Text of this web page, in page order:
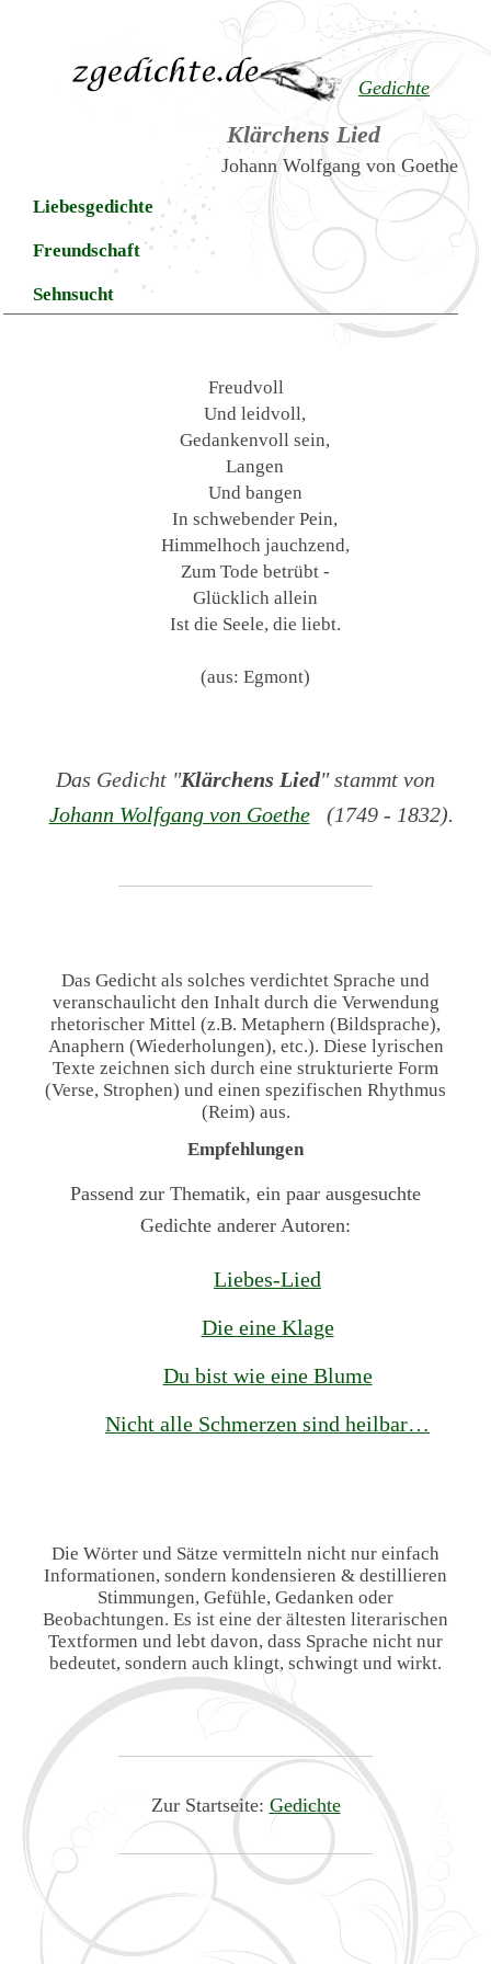
Gedichte
Klärchens Lied
Johann Wolfgang von Goethe
Liebesgedichte
Freundschaft
Sehnsucht
Freudvoll
Und leidvoll,
Gedankenvoll sein,
Langen
Und bangen
In schwebender Pein,
Himmelhoch jauchzend,
Zum Tode betrübt -
Glücklich allein
Ist die Seele, die liebt.
(aus: Egmont)
Das Gedicht "Klärchens Lied" stammt von
Johann Wolfgang von Goethe(1749 - 1832).
Das Gedicht als solches verdichtet Sprache und
veranschaulicht den Inhalt durch die Verwendung
rhetorischer Mittel (z.B. Metaphern (Bildsprache),
Anaphern (Wiederholungen), etc.). Diese lyrischen
Texte zeichnen sich durch eine strukturierte Form
(Verse, Strophen) und einen spezifischen Rhythmus
(Reim) aus.
Empfehlungen
Passend zur Thematik, ein paar ausgesuchte
Gedichte anderer Autoren:
Liebes-Lied
Die eine Klage
Du bist wie eine Blume
Nicht alle Schmerzen sind heilbar…
Die Wörter und Sätze vermitteln nicht nur einfach
Informationen, sondern kondensieren & destillieren
Stimmungen, Gefühle, Gedanken oder
Beobachtungen. Es ist eine der ältesten literarischen
Textformen und lebt davon, dass Sprache nicht nur
bedeutet, sondern auch klingt, schwingt und wirkt.
Zur Startseite: Gedichte